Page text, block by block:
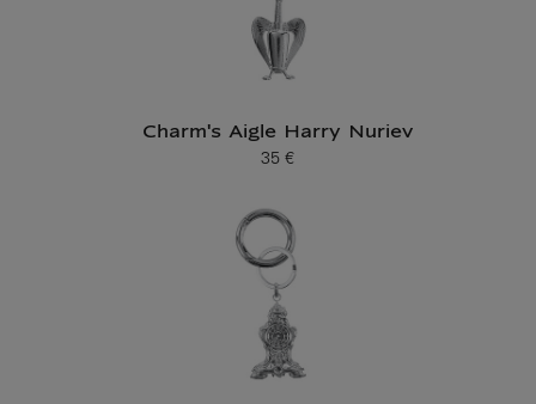
Charm's Aigle Harry Nuriev
Prix ​​actuel
35 €